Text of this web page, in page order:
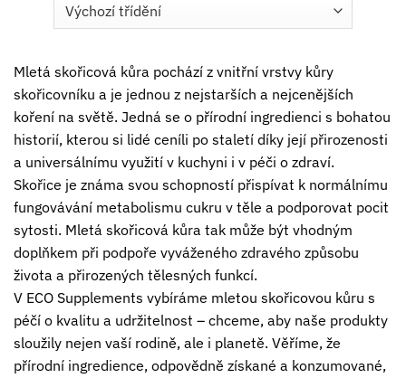
Mletá skořicová kůra pochází z vnitřní vrstvy kůry
skořicovníku a je jednou z nejstarších a nejcenějších
koření na světě. Jedná se o přírodní ingredienci s bohatou
historií, kterou si lidé ceníli po staletí díky její přirozenosti
a universálnímu využití v kuchyni i v péči o zdraví.
Skořice je známa svou schopností přispívat k normálnímu
fungovávání metabolismu cukru v těle a podporovat pocit
sytosti. Mletá skořicová kůra tak může být vhodným
doplňkem při podpoře vyváženého zdravého způsobu
života a přirozených tělesných funkcí.
V ECO Supplements vybíráme mletou skořicovou kůru s
péčí o kvalitu a udržitelnost – chceme, aby naše produkty
sloužily nejen vaší rodině, ale i planetě. Věříme, že
přírodní ingredience, odpovědně získané a konzumované,